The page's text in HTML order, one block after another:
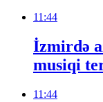
11:44
İzmirdə
musiqi
11:44